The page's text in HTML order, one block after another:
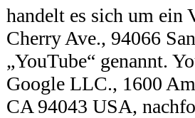
handelt es sich um ein
Cherry Ave., 94066
„YouTube“ genannt.
Google LLC., 1600
CA 94043 USA,